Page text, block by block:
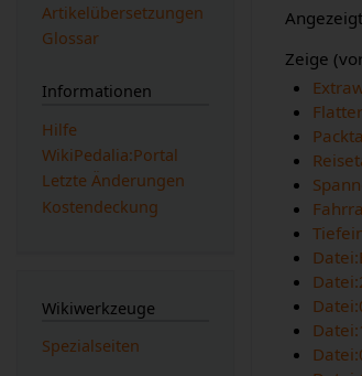
Zeige (
Artikelübersetzungen
Glossar
Informationen
Hilfe
WikiPedalia:Portal
Letzte Änderungen
Kostendeckung
Wikiwerkzeuge
Spezialseiten